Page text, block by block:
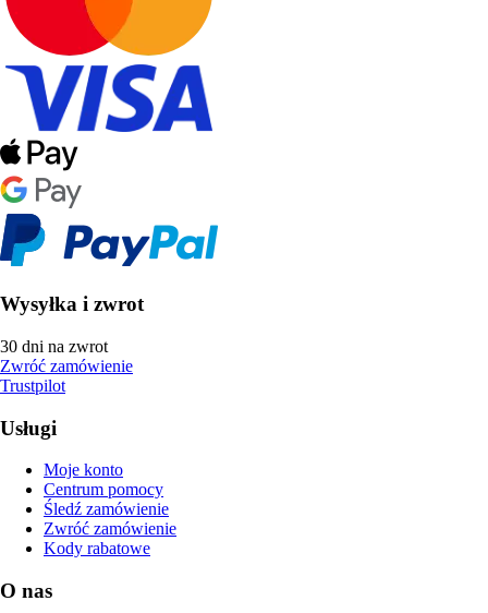
Wysyłka i zwrot
30 dni na zwrot
Zwróć zamówienie
Trustpilot
Usługi
Moje konto
Centrum pomocy
Śledź zamówienie
Zwróć zamówienie
Kody rabatowe
O nas